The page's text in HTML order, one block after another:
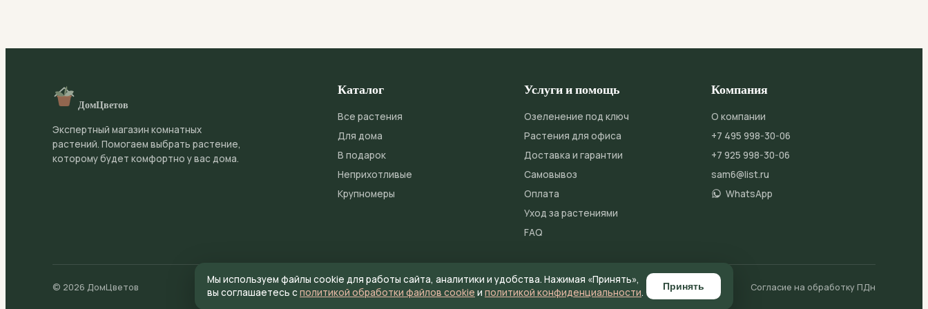
ДомЦветов
Экспертный магазин комнатных
растений. Помогаем выбрать растение,
которому будет комфортно у вас дома.
Каталог
Все растения
Для дома
В подарок
Неприхотливые
Крупномеры
Услуги и помощь
Озеленение под ключ
Растения для офиса
Доставка и гарантии
Самовывоз
Оплата
Уход за растениями
FAQ
Компания
О компании
+7 495 998-30-06
+7 925 998-30-06
sam6@list.ru
WhatsApp
© 2026 ДомЦветов Публичная оферта Политика конфиденциальности Файлы cookie Согласие на обработку ПДн
Мы используем файлы cookie для работы сайта, аналитики и удобства. Нажимая «Принять»,
вы соглашаетесь с политикой обработки файлов cookie и политикой конфиденциальности. Принять